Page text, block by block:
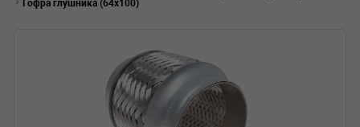
Гофра глушника (64x100)